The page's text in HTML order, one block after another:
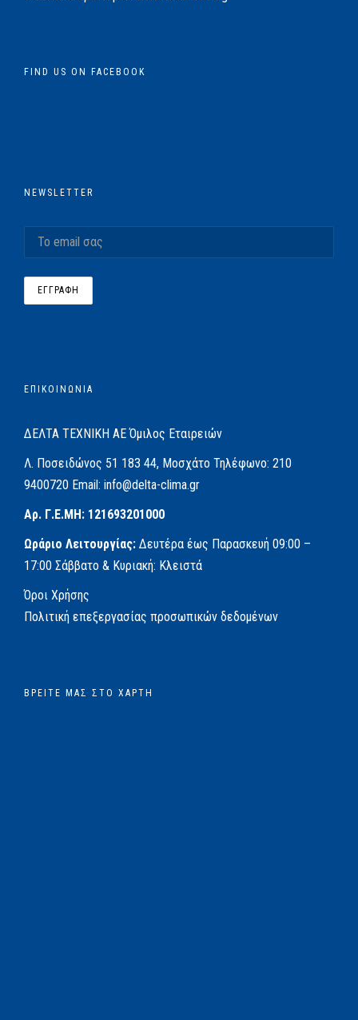
FIND US ON FACEBOOK
NEWSLETTER
ΕΠΙΚΟΙΝΩΝΙΑ
ΔΕΛΤΑ ΤΕΧΝΙΚΗ ΑΕΌμιλος Εταιρειών
Λ. Ποσειδώνος 51 183 44, Μοσχάτο Τηλέφωνο: 210
9400720 Email: info@delta-clima.gr
Αρ. Γ.Ε.ΜΗ: 121693201000
Ωράριο Λειτουργίας: Δευτέρα έως Παρασκευή 09:00 –
17:00 Σάββατο & Κυριακή: Κλειστά
Όροι Χρήσης
Πολιτική επεξεργασίας προσωπικών δεδομένων
ΒΡΕΊΤΕ ΜΑΣ ΣΤΟ ΧΆΡΤΗ